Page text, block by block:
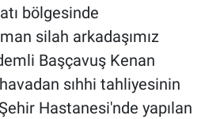
bölgesinde
silah arkadaşımız
Başçavuş Kenan
sıhhi tahliyesinin
Hastanesi'nde yapılan